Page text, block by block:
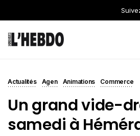
Actualités Agen Animations Commerce
Un grand vide-
samedi à